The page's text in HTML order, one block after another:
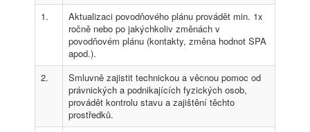
1.
Aktualizaci povodňového plánu provádět min. 1x
ročně nebo po jakýchkoliv změnách v
povodňovém plánu (kontakty, změna hodnot SPA
apod.).
2.
Smluvně zajistit technickou a věcnou pomoc od
právnických a podnikajících fyzických osob,
provádět kontrolu stavu a zajištění těchto
prostředků.